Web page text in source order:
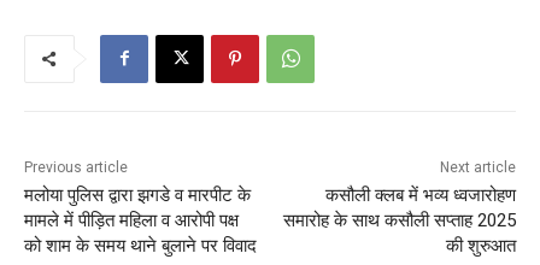
Previous article
मलोया पुलिस द्वारा झगडे व मारपीट के
मामले में पीड़ित महिला व आरोपी पक्ष
को शाम के समय थाने बुलाने पर विवाद
Next article
कसौली क्लब में भव्य ध्वजारोहण
समारोह के साथ कसौली सप्ताह 2025
की शुरुआत